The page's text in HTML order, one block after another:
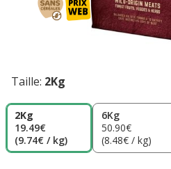
Taille: 2Kg
2Kg
19.49€
(9.74€ / kg)
6Kg
50.90€
(8.48€ / kg)